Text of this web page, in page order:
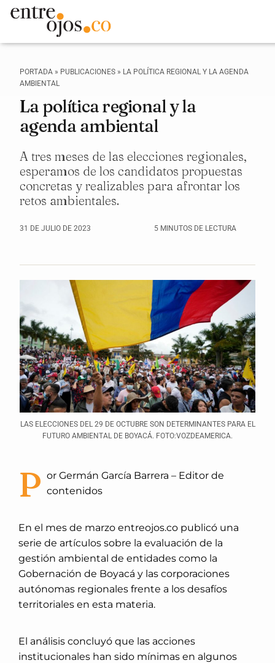
PORTADA » PUBLICACIONES » LA POLÍTICA REGIONAL Y LA AGENDA
AMBIENTAL
La política regional y la
agenda ambiental
A tres meses de las elecciones regionales,
esperamos de los candidatos propuestas
concretas y realizables para afrontar los
retos ambientales.
31 DE JULIO DE 2023 5 MINUTOS DE LECTURA
LAS ELECCIONES DEL 29 DE OCTUBRE SON DETERMINANTES PARA EL
FUTURO AMBIENTAL DE BOYACÁ. FOTO:VOZDEAMERICA.
P or Germán García Barrera – Editor de
contenidos
En el mes de marzo entreojos.co publicó una
serie de artículos sobre la evaluación de la
gestión ambiental de entidades como la
Gobernación de Boyacá y las corporaciones
autónomas regionales frente a los desafíos
territoriales en esta materia.
El análisis concluyó que las acciones
institucionales han sido mínimas en algunos